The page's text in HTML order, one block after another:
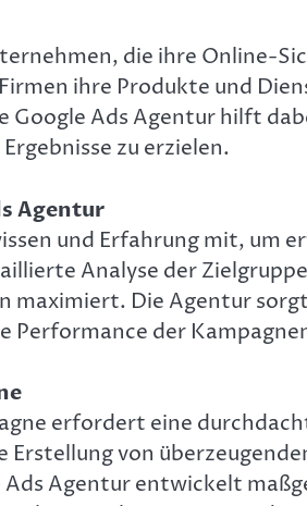
die ihre Online-
ihre Produkte und
Google Ads Agentur hilft
zu erzielen.
Agentur
und Erfahrung mit, um
Analyse der
maximiert. Die Agentur
der
erfordert eine
von
Agentur entwickelt